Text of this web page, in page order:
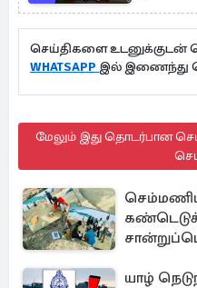
செய்திகளை உடனுக்குடன்
WHATSAPP இல் இணைந்து
மேலும் இது தொடர்பான
யாழ்